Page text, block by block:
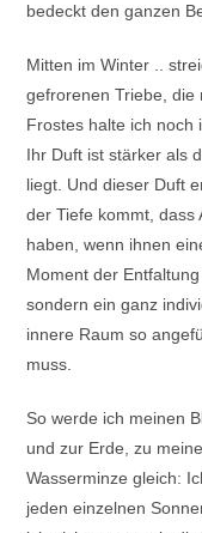
bedeckt den ganzen
Mitten im Winter ..
gefrorenen Triebe, die
Frostes halte ich noch
Ihr Duft ist stärker als
liegt. Und dieser Duft
der Tiefe kommt, dass
haben, wenn ihnen
Moment der
sondern ein ganz
innere Raum so
muss.
So werde ich meinen
und zur Erde, zu
Wasserminze gleich:
jeden einzelnen